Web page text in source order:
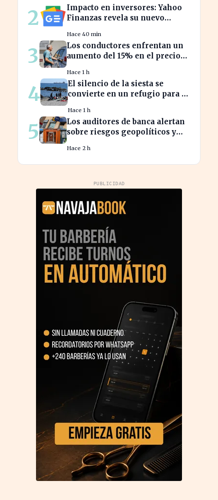
2
Impacto en inversores: Yahoo
Finanzas revela su nuevo
acciones
Hace 40 min
3
Los conductores enfrentan un
aumento del 15% en el precio
Hace 1 h
4
El silencio de la siesta se
convierte en un refugio para la
Hace 1 h
5
Los auditores de banca alertan
sobre riesgos geopolíticos y
Hace 2 h
PUBLICIDAD